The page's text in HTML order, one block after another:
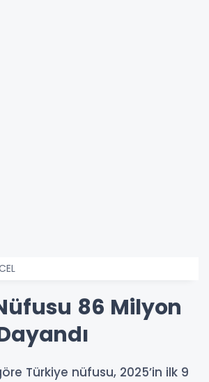
86 Milyon
Türkiye nüfusu, 2025’in ilk 9